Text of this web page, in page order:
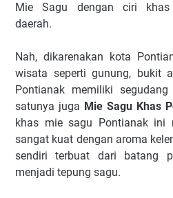
Mie Sagu dengan ciri khas
daerah.
Nah, dikarenakan kota
wisata seperti gunung, bukit
Pontianak memiliki
satunya juga Mie Sagu Khas
khas mie sagu Pontianak ini
sangat kuat dengan aroma
sendiri terbuat dari batang
menjadi tepung sagu.